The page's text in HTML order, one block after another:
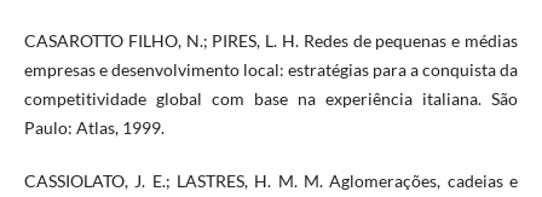
CASAROTTO FILHO, N.; PIRES, L. H. Redes de pequenas e médias
empresas e desenvolvimento local: estratégias para a conquista da
competitividade global com base na experiência italiana. São
Paulo: Atlas, 1999.
CASSIOLATO, J. E.; LASTRES, H. M. M. Aglomerações, cadeias e